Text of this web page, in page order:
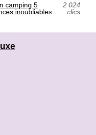
camping 5
inoubliables
2 024
clics